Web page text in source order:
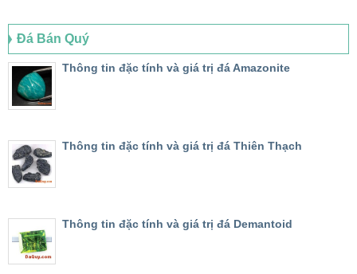
Đá Bán Quý
Thông tin đặc tính và giá trị đá Amazonite
Thông tin đặc tính và giá trị đá Thiên Thạch
Thông tin đặc tính và giá trị đá Demantoid